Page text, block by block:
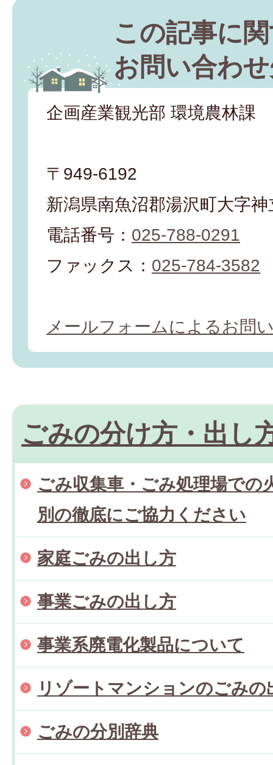
この記事に
お問い合わ
企画産業観光部 環境農林課
〒949-6192
新潟県南魚沼郡湯沢町大字
電話番号： 025-788-0291
ファックス： 025-784-3582
メールフォームによるお問
ごみの分け方・出し
ごみ収集車・ごみ処理場での
別の徹底にご協力ください
家庭ごみの出し方
事業ごみの出し方
事業系廃電化製品について
リゾートマンションのごみの
ごみの分別辞典